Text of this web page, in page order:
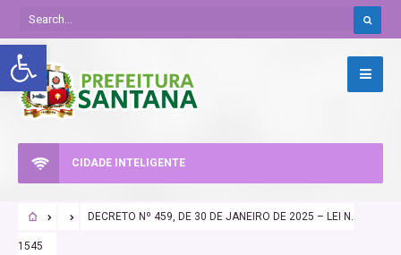
Abrir a barra de ferramentas
CIDADE INTELIGENTE
DECRETO Nº 459, DE 30 DE JANEIRO DE 2025 – LEI N.
1545